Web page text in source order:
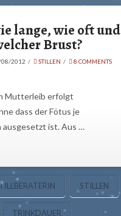
lange, wie oft und
Brust?
08/2012 STILLEN 8 COMMENTS
Mutterleib erfolgt
dass der Fötus je
ausgesetzt ist. Aus …
STILLEN
TRINKDAUER